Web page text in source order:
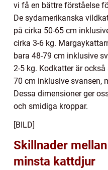
vi få en bättre förståelse
De sydamerikanska
på cirka 50-65 cm
cirka 3-6 kg.
bara 48-79 cm inklusive
2-5 kg. Kodkatter är
70 cm inklusive svansen,
Dessa dimensioner ger
och smidiga kroppar.
[BILD]
Skillnader
minsta kattdjur